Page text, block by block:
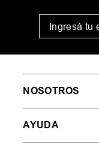
NOSOTROS
AYUDA